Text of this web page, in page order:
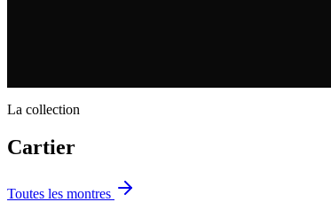
La collection
Cartier
Toutes les montres